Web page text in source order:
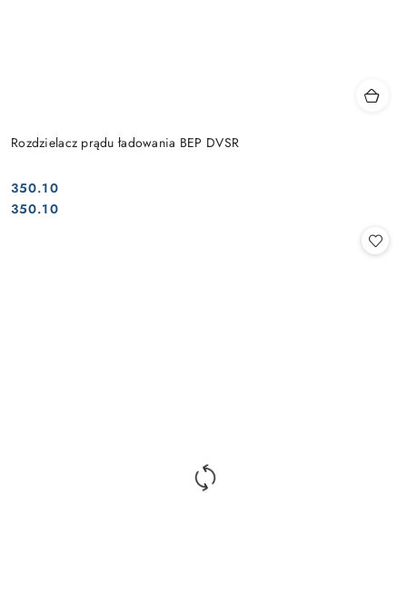
Rozdzielacz prądu ładowania BEP DVSR
Cena:
350.10
Cena:
350.10